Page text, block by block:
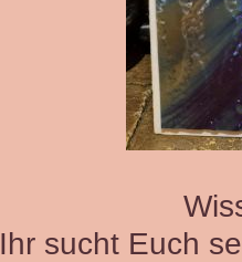
Ihr sucht Euch